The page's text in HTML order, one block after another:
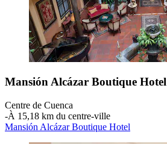
Mansión Alcázar Boutique Hotel
Centre de Cuenca
‐À 15,18 km du centre-ville
Mansión Alcázar Boutique Hotel